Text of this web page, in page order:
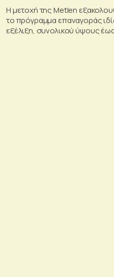
Η μετοχή της Metlen
το πρόγραμμα επαναγοράς
εξέλιξη, συνολικού ύψους